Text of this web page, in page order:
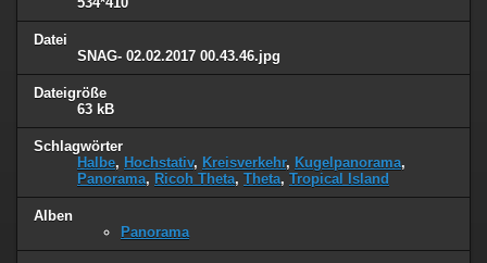
Datei
SNAG- 02.02.2017 00.43.46.jpg
Dateigröße
63 kB
Schlagwörter
Halbe, Hochstativ, Kreisverkehr, Kugelpanorama,
Panorama, Ricoh Theta, Theta, Tropical Island
Alben
Panorama